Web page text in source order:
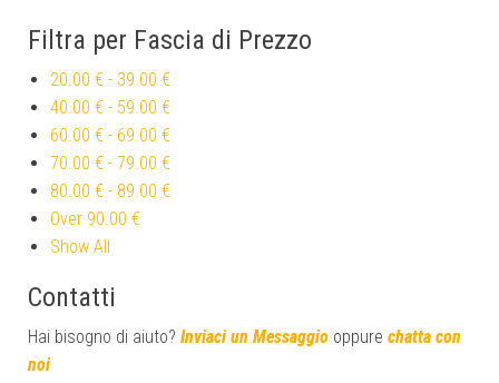
Filtra per Fascia di Prezzo
20.00 € - 39.00 €
40.00 € - 59.00 €
60.00 € - 69.00 €
70.00 € - 79.00 €
80.00 € - 89.00 €
Over 90.00 €
Show All
Contatti
Hai bisogno di aiuto? Inviaci un Messaggio oppure chatta con
noi